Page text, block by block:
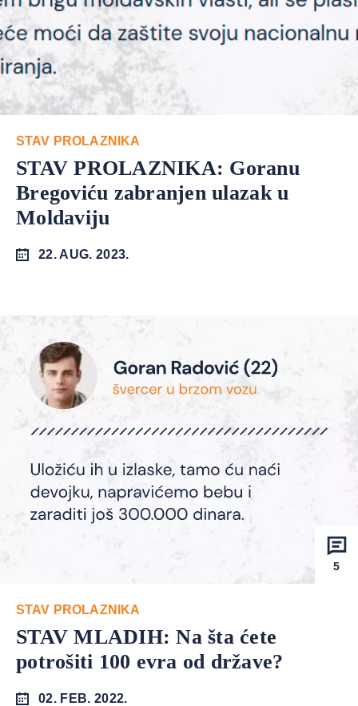
STAV PROLAZNIKA
STAV PROLAZNIKA: Goranu
Bregoviću zabranjen ulazak u
Moldaviju
22. AUG. 2023.
5
STAV PROLAZNIKA
STAV MLADIH: Na šta ćete
potrošiti 100 evra od države?
02. FEB. 2022.